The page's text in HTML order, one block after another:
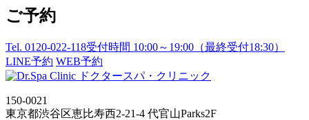
ご予約
Tel. 0120-022-118受付時間 10:00～19:00（最終受付18:30）
LINE予約 WEB予約
ドクタースパ・クリニック
150-0021
東京都渋谷区恵比寿西2-21-4 代官山Parks2F